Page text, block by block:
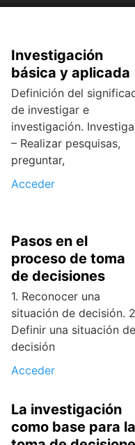
Investigación
básica y aplicada
Definición del
de investigar e
investigación.
– Realizar pesquisas,
preguntar,
Acceder
Pasos en el
proceso de toma
de decisiones
1. Reconocer una
situación de decisión.
Definir una situación de
decisión
Acceder
La investigación
como base para la